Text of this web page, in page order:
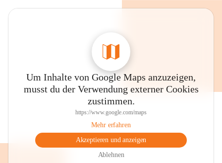
Um Inhalte von Google Maps anzuzeigen,
musst du der Verwendung externer Cookies
zustimmen.
https://www.google.com/maps
Mehr erfahren
Akzeptieren und anzeigen
Ablehnen